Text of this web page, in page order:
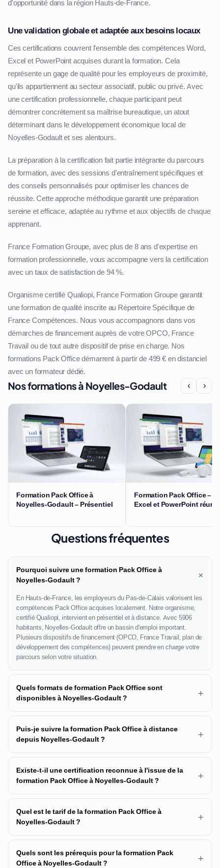
d'opportunité dans la région Hauts-de-France.
Une validation globale et adaptée aux besoins locaux
Ces certifications couvrent l'ensemble des compétences Word,
Excel et PowerPoint acquises durant la formation. Cela
représente un gage de qualité pour les employeurs de proximité,
qu'ils appartiennent au secteur associatif, public ou privé. Avec
une certification professionnelle, chaque participant peut
démontrer concrètement sa maîtrise bureautique, un atout
déterminant dans le développement économique local de
Noyelles-Godault et ses alentours.
La préparation à la certification fait partie intégrante du parcours
de formation, avec des sessions d'entraînement spécifiques et
des conseils personnalisés pour optimiser les chances de
réussite. Cette approche méthodique garantit une préparation
sereine et efficace, adaptée au rythme et aux objectifs de chaque
apprenant.
France Formation Groupe, avec plus de 8 ans d'expertise en
formation professionnelle, vous accompagne vers la certification
avec un taux de satisfaction de 94 %.
Organisme certifié Qualiopi, France Formation Groupe garantit
une formation de qualité inscrite au Répertoire Spécifique de
France Compétences. Nous vous accompagnons dans vos
démarches de financement auprès de votre OPCO, France
Travail ou de tout autre dispositif de prise en charge. Nos
formations Pack Office démarrent à partir de 499 € en distanciel
avec un formateur dédié.
Nos formations à Noyelles-Godault ‹ ›
Formation Pack Office à
Noyelles-Godault – Présentiel
Formation Pack Office –
Excel et PowerPoint réunis
Questions fréquentes
Pourquoi suivre une formation Pack Office à
Noyelles-Godault ?
+
En Hauts-de-France, les employeurs du Pas-de-Calais valorisent les
compétences Pack Office acquises localement. Notre organisme,
certifié Qualiopi, intervient en présentiel et à distance. Avec 5906
habitants, Noyelles-Godault offre un bassin d'emploi important.
Plusieurs dispositifs de financement (OPCO, France Travail, plan de
développement des compétences) peuvent prendre en charge votre
parcours selon votre situation.
Quels formats de formation Pack Office sont
disponibles à Noyelles-Godault ?
+
Puis-je suivre la formation Pack Office à distance
depuis Noyelles-Godault ?
+
Existe-t-il une certification reconnue à l'issue de la
formation Pack Office à Noyelles-Godault ?
+
Quel est le tarif de la formation Pack Office à
Noyelles-Godault ?
+
Quels sont les prérequis pour la formation Pack
Office à Noyelles-Godault ?
+